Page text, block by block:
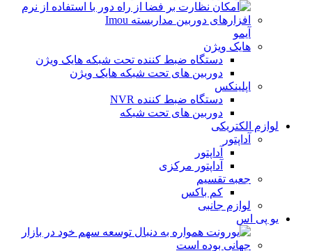
آیمو
هایک ویژن
دستگاه ضبط کننده تحت شبکه هایک ویژن
دوربین های تحت شبکه هایک ویژن
اپلینکس
دستگاه ضبط کننده NVR
دوربین های تحت شبکه
لوازم الکتریکی
آداپتور
آداپتور
آداپتور مرکزی
جعبه تقسیم
کم باکس
لوازم جانبی
یو پی اس